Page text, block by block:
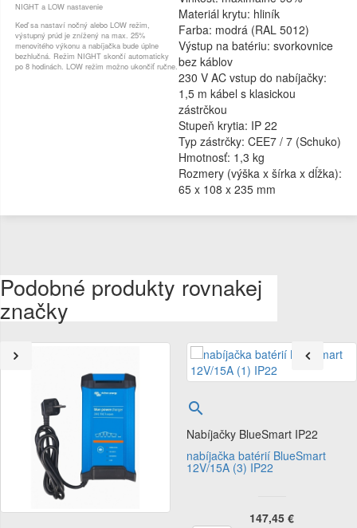
NIGHT a LOW nastavenie
Keď sa nastaví nočný alebo LOW režim,
výstupný prúd je znížený na max. 25%
menovitého výkonu a nabíjačka bude úplne
bezhlučná. Režim NIGHT skončí automaticky
po 8 hodinách. LOW režim možno ukončiť ručne.
Materiál krytu: hliník
Farba: modrá (RAL 5012)
Výstup na batériu: svorkovnice
bez káblov
230 V AC vstup do nabíjačky:
1,5 m kábel s klasickou
zástrčkou
Stupeň krytia: IP 22
Typ zástrčky: CEE7 / 7 (Schuko)
Hmotnosť: 1,3 kg
Rozmery (výška x šírka x dĺžka):
65 x 108 x 235 mm
Podobné produkty rovnakej
značky

Nabíjačky BlueSmart IP22
nabíjačka batérií BlueSmart
12V/15A (3) IP22
147,45 €